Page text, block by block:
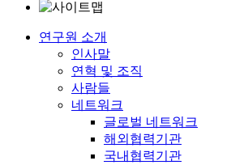
연구원 소개
인사말
연혁 및 조직
사람들
네트워크
글로벌 네트워크
해외협력기관
국내협력기관